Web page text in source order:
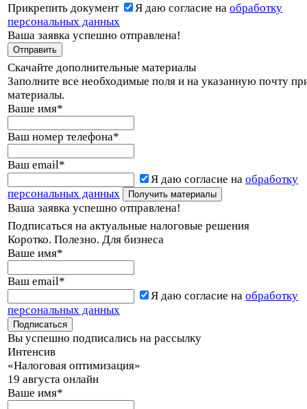
Прикрепить документ Я даю согласие на обработку
персональных данных
Ваша заявка успешно отправлена!
Скачайте дополнительные материалы
Заполните все необходимые поля и на указанную почту
материалы.
Ваше имя*
Ваш номер телефона*
Ваш email*
Я даю согласие на обработку
персональных данных
Ваша заявка успешно отправлена!
Подписаться на актуальные налоговые решения
Коротко. Полезно. Для бизнеса
Ваше имя*
Ваш email*
Я даю согласие на обработку
персональных данных
Вы успешно подписались на рассылку
Интенсив
«Налоговая оптимизация»
19 августа онлайн
Ваше имя*